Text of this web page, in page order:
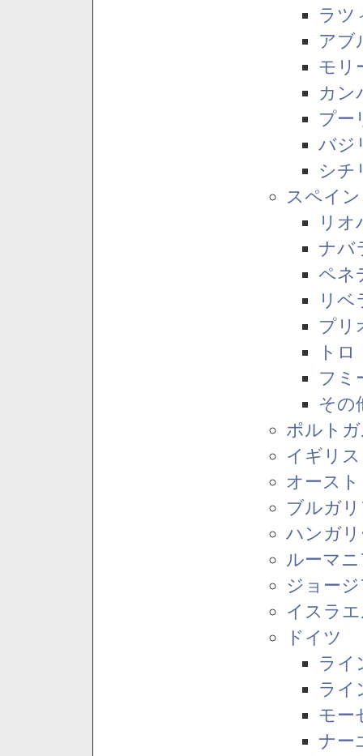
ラツ
アブ
モリ
カン
プー
バジ
シチ
スペイン
リオ
ナバ
ペネ
リベ
プリ
トロ
フミ
その
ポルト
イギリス
オース
ブルガ
ハンガ
ルーマ
ジョー
イスラ
ドイツ
ライ
ライ
モー
ナー